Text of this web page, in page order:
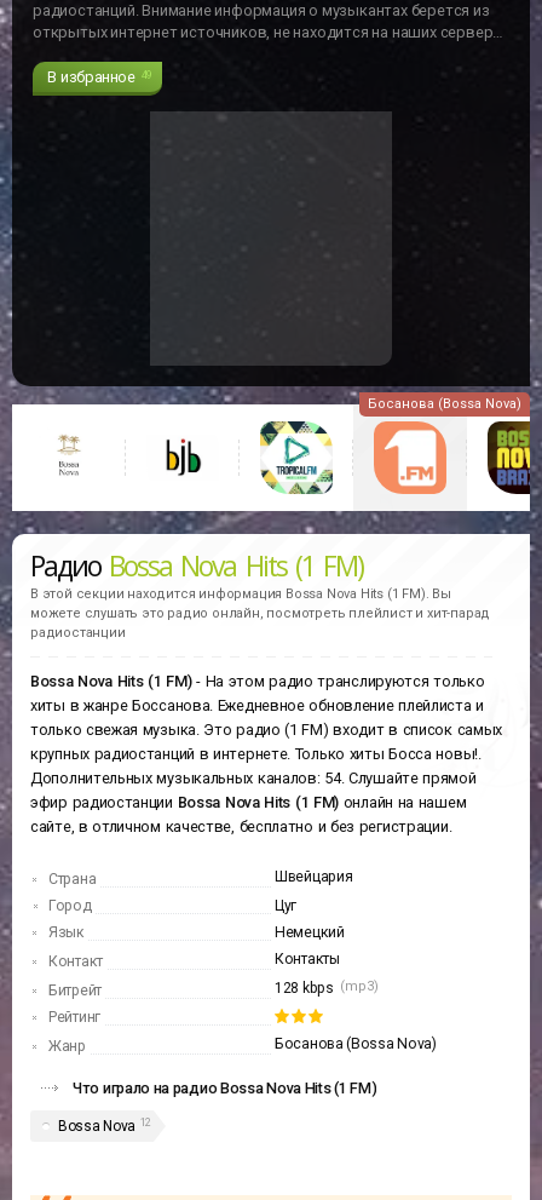
радиостанций. Внимание информация о музыкантах берется из
открытых интернет источников, не находится на наших серверах
В избранное 49
Босанова (Bossa Nova)
Радио Bossa Nova Hits (1 FM)
В этой секции находится информация Bossa Nova Hits (1 FM). Вы
можете слушать это радио онлайн, посмотреть плейлист и хит-парад
радиостанции
Bossa Nova Hits (1 FM)- На этом радио транслируются только
хиты в жанре Боссанова. Ежедневное обновление плейлиста и
только свежая музыка. Это радио (1 FM) входит в список самых
крупных радиостанций в интернете. Только хиты Босса новы!.
Дополнительных музыкальных каналов: 54. Слушайте прямой
эфир радиостанции Bossa Nova Hits (1 FM) онлайн на нашем
сайте, в отличном качестве, бесплатно и без регистрации.
Страна
Швейцария
Город
Цуг
Язык
Немецкий
Контакт
Контакты
Битрейт
128 kbps (mp3)
Рейтинг
Жанр
Босанова (Bossa Nova)
Что играло на радио Bossa Nova Hits (1 FM)
Bossa Nova 12